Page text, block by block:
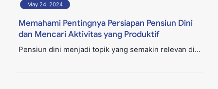
May 24, 2024
Memahami Pentingnya Persiapan Pensiun Dini
dan Mencari Aktivitas yang Produktif
Pensiun dini menjadi topik yang semakin relevan di...